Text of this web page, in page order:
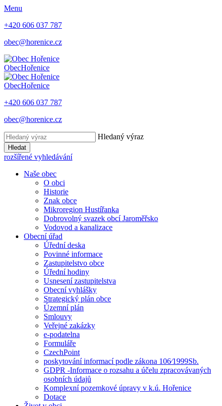
Menu
+420 606 037 787
obec@horenice.cz
ObecHořenice
ObecHořenice
+420 606 037 787
obec@horenice.cz
Hledaný výraz
Hledat
rozšířené vyhledávání
Naše obec
O obci
Historie
Znak obce
Mikroregion Hustířanka
Dobrovolný svazek obcí Jaroměřsko
Vodovod a kanalizace
Obecní úřad
Úřední deska
Povinné informace
Zastupitelstvo obce
Úřední hodiny
Usnesení zastupitelstva
Obecní vyhlášky
Strategický plán obce
Územní plán
Smlouvy
Veřejné zakázky
e-podatelna
Formuláře
CzechPoint
poskytování informací podle zákona 106⁄1999Sb.
GDPR -Informace o rozsahu a účelu zpracovávaných
osobních údajů
Komplexní pozemkové úpravy v k.ú. Hořenice
Dotace